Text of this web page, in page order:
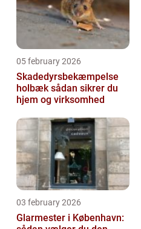
05 february 2026
Skadedyrsbekæmpelse
holbæk sådan sikrer du
hjem og virksomhed
03 february 2026
Glarmester i København: